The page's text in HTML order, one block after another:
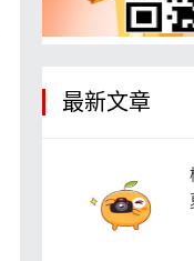
最新文章